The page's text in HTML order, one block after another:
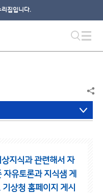
리집입니다.
지식과 관련해서 자
자유토론과 지식샘 게
기상청 홈페이지 게시